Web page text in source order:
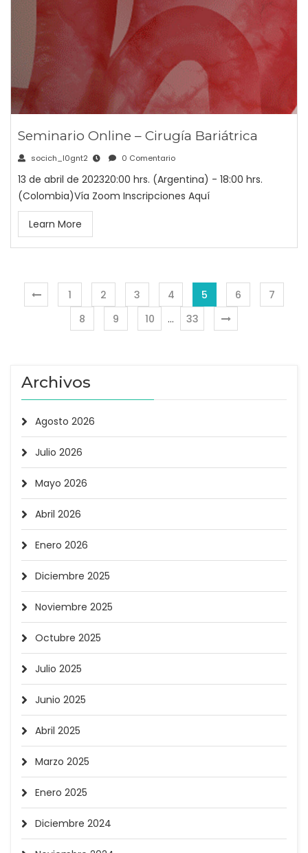
Seminario Online – Cirugía Bariátrica
socich_l0gnt2 0 Comentario
13 de abril de 202320:00 hrs. (Argentina) - 18:00 hrs.
(Colombia)Vía Zoom Inscripciones Aquí
Learn More
1 2 3 4 5 6
7
8
9 10 … 33
Archivos
Agosto 2026
Julio 2026
Mayo 2026
Abril 2026
Enero 2026
Diciembre 2025
Noviembre 2025
Octubre 2025
Julio 2025
Junio 2025
Abril 2025
Marzo 2025
Enero 2025
Diciembre 2024